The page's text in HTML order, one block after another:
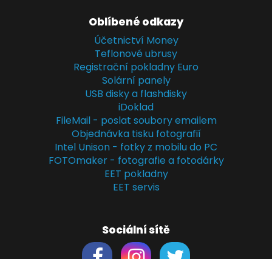
Oblíbené odkazy
Účetnictví Money
Teflonové ubrusy
Registrační pokladny Euro
Solární panely
USB disky a flashdisky
iDoklad
FileMail - poslat soubory emailem
Objednávka tisku fotografií
Intel Unison - fotky z mobilu do PC
FOTOmaker - fotografie a fotodárky
EET pokladny
EET servis
Sociální sítě